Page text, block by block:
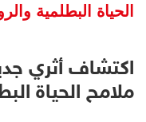
الحياة البطلمية
اكتشاف أثري
ملامح الحياة